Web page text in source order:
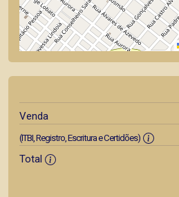
Venda
(ITBI, Registro, Escritura e Certidões)
Total